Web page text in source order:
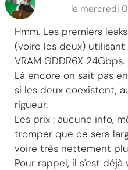
le mercredi
Hmm. Les premiers
(voire les deux)
VRAM GDDR6X
Là encore on sait pas
si les deux coexistent,
rigueur.
Les prix : aucune info,
tromper que ce sera
voire très nettement
Pour rappel, il s'est déjà